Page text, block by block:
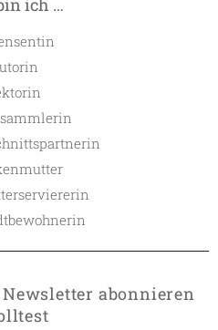
ich …
abonnieren